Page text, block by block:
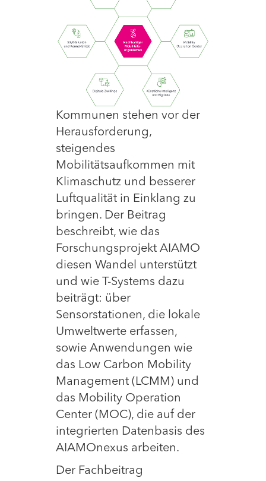
Kommunen stehen vor der
Herausforderung,
steigendes
Mobilitätsaufkommen mit
Klimaschutz und besserer
Luftqualität in Einklang zu
bringen. Der Beitrag
beschreibt, wie das
Forschungsprojekt AIAMO
diesen Wandel unterstützt
und wie T-Systems dazu
beiträgt: über
Sensorstationen, die lokale
Umweltwerte erfassen,
sowie Anwendungen wie
das Low Carbon Mobility
Management (LCMM) und
das Mobility Operation
Center (MOC), die auf der
integrierten Datenbasis des
AIAMOnexus arbeiten.
Der Fachbeitrag